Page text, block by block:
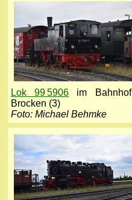
Lok 99 5906 im Bahnhof
Brocken (3)
Foto: Michael Behmke